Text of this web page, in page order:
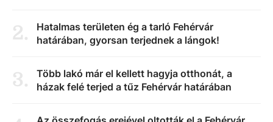
2.
Hatalmas területen ég a tarló Fehérvár
határában, gyorsan terjednek a lángok!
3.
Több lakó már el kellett hagyja otthonát, a
házak felé terjed a tűz Fehérvár határában